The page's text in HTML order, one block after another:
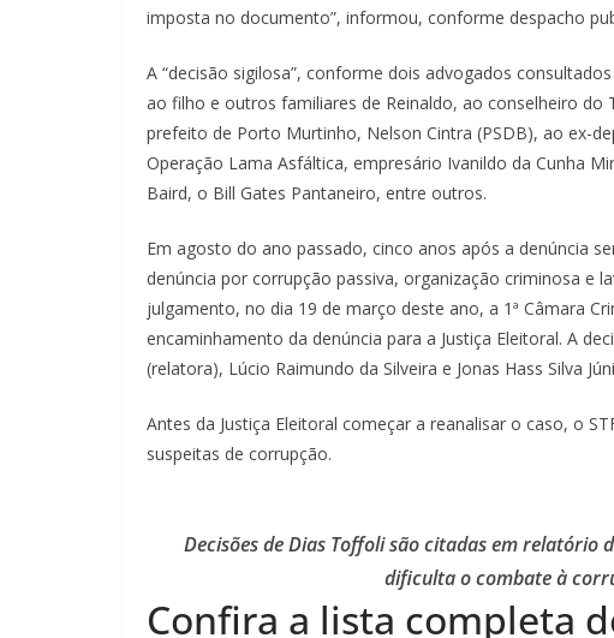
imposta no documento”, informou, conforme despacho
A “decisão sigilosa”, conforme dois advogados
ao filho e outros familiares de Reinaldo, ao conselheiro
prefeito de Porto Murtinho, Nelson Cintra (PSDB), ao ex-
Operação Lama Asfáltica, empresário Ivanildo da Cunha
Baird, o Bill Gates Pantaneiro, entre outros.
Em agosto do ano passado, cinco anos após a denúncia
denúncia por corrupção passiva, organização criminosa e
julgamento, no dia 19 de março deste ano, a 1ª Câmara
encaminhamento da denúncia para a Justiça Eleitoral. A
(relatora), Lúcio Raimundo da Silveira e Jonas Hass Silva
Antes da Justiça Eleitoral começar a reanalisar o caso, o
suspeitas de corrupção.
Decisões de Dias Toffoli são citadas em relatório
dificulta o combate à
Confira a lista completa